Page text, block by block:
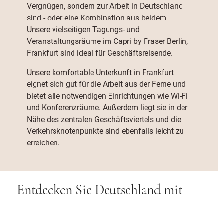
Vergnügen, sondern zur Arbeit in Deutschland
sind - oder eine Kombination aus beidem.
Unsere vielseitigen Tagungs- und
Veranstaltungsräume im Capri by Fraser Berlin,
Frankfurt sind ideal für Geschäftsreisende.
Unsere komfortable Unterkunft in Frankfurt
eignet sich gut für die Arbeit aus der Ferne und
bietet alle notwendigen Einrichtungen wie Wi-Fi
und Konferenzräume. Außerdem liegt sie in der
Nähe des zentralen Geschäftsviertels und die
Verkehrsknotenpunkte sind ebenfalls leicht zu
erreichen.
Entdecken Sie Deutschland mit